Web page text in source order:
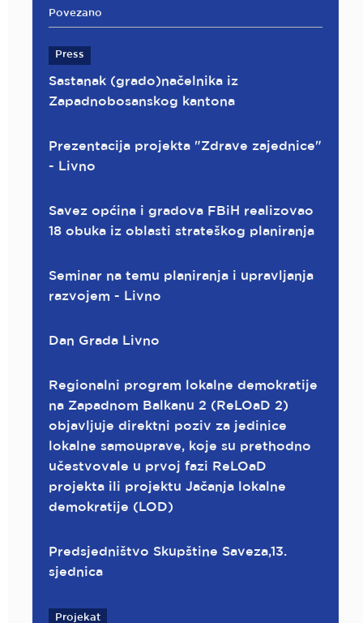
Povezano
Press
Sastanak (grado)načelnika iz
Zapadnobosanskog kantona
Prezentacija projekta "Zdrave zajednice"
- Livno
Savez općina i gradova FBiH realizovao
18 obuka iz oblasti strateškog planiranja
Seminar na temu planiranja i upravljanja
razvojem - Livno
Dan Grada Livno
Regionalni program lokalne demokratije
na Zapadnom Balkanu 2 (ReLOaD 2)
objavljuje direktni poziv za jedinice
lokalne samouprave, koje su prethodno
učestvovale u prvoj fazi ReLOaD
projekta ili projektu Jačanja lokalne
demokratije (LOD)
Predsjedništvo Skupštine Saveza,13.
sjednica
Projekat